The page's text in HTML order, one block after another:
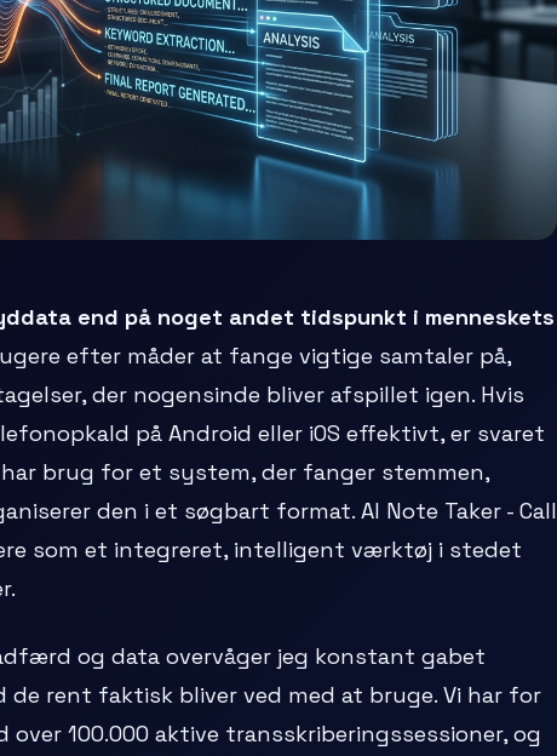
end på noget andet tidspunkt i menneskets
efter måder at fange vigtige samtaler på,
der nogensinde bliver afspillet igen. Hvis
på Android eller iOS effektivt, er svaret
brug for et system, der fanger stemmen,
den i et søgbart format. AI Note Taker - Call
som et integreret, intelligent værktøj i stedet
og data overvåger jeg konstant gabet
de rent faktisk bliver ved med at bruge. Vi har for
100.000 aktive transskriberingssessioner, og